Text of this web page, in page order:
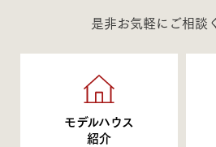
是非お気軽にご相談
モデルハウス
紹介